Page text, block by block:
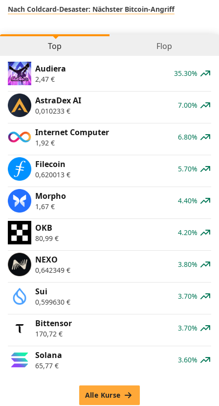
Nach Coldcard-Desaster: Nächster Bitcoin-Angriff
Top Flop
Audiera
2,47 €
35.30%
AstraDex AI
0,010233 €
7.00%
Internet Computer
1,92 €
6.80%
Filecoin
0,620013 €
5.70%
Morpho
1,67 €
4.40%
OKB
80,99 €
4.20%
NEXO
0,642349 €
3.80%
Sui
0,599630 €
3.70%
Bittensor
170,72 €
3.70%
Solana
65,77 €
3.60%
Alle Kurse